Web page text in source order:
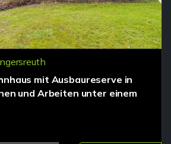
mit Ausbaureserve in
und Arbeiten unter einem